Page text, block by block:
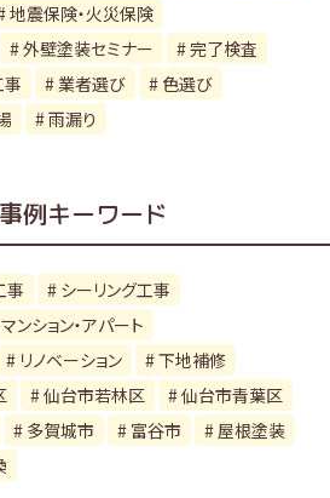
地震保険・火災保険
外壁塗装セミナー
完了検査
事 業者選び
色選び
雨漏り
例キーワード
事
シーリング工事
マンション・アパート
リノベーション
下地補修
仙台市若林区
仙台市青葉区
多賀城市 富谷市
屋根塗装